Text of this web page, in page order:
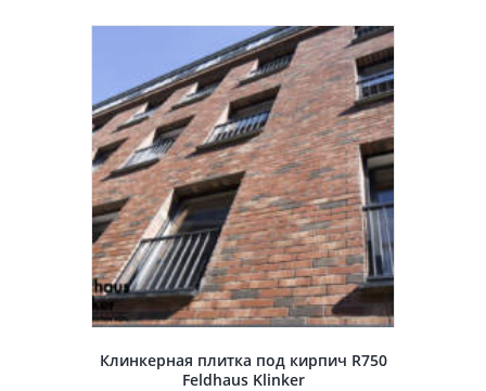
Клинкерная плитка под кирпич R750
Feldhaus Klinker